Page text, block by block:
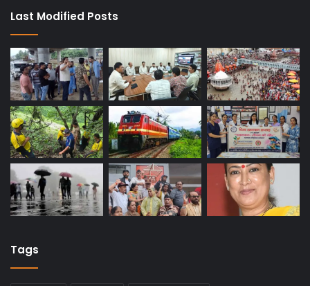
Last Modified Posts
Tags